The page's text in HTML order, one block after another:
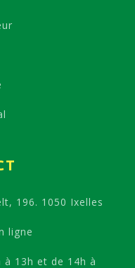
196. 1050 Ixelles
ligne
à 13h et de 14h à